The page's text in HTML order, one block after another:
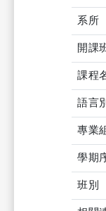
系所
開課
課程
語言別
專業
學期
班別